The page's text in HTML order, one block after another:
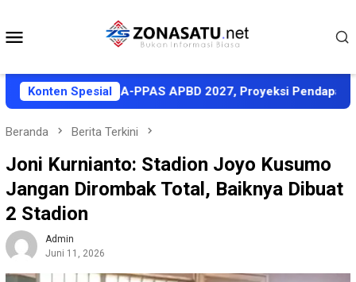
konten
Konten Spesial
Sepakati KUA-PPAS APBD 2027, Proyeksi Pendapatan
Beranda Berita Terkini
Joni Kurnianto: Stadion Joyo Kusumo
Jangan Dirombak Total, Baiknya Dibuat
2 Stadion
Admin
Juni 11, 2026